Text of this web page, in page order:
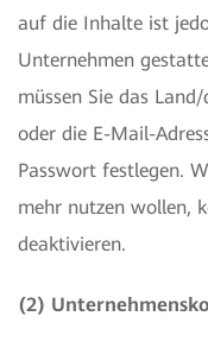
auf die Inhalte ist
Unternehmen
müssen Sie das
oder die E-Mail-
Passwort festlegen.
mehr nutzen wollen,
deaktivieren.
(2)